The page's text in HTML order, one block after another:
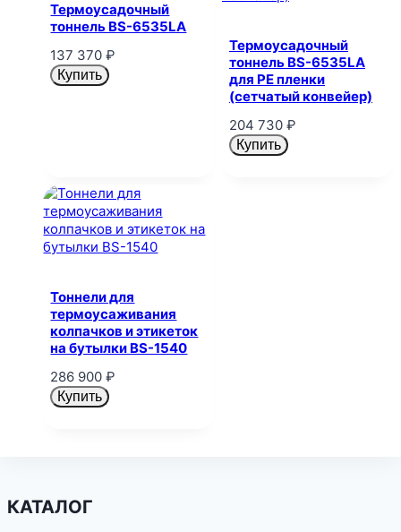
Термоусадочный
тоннель BS-6535LA
137 370₽
Купить
Термоусадочный
тоннель BS-6535LA
для PE пленки
(сетчатый конвейер)
204 730 ₽
Купить
Тоннели для
термоусаживания
колпачков и этикеток
на бутылки BS-1540
286 900₽
Купить
КАТАЛОГ